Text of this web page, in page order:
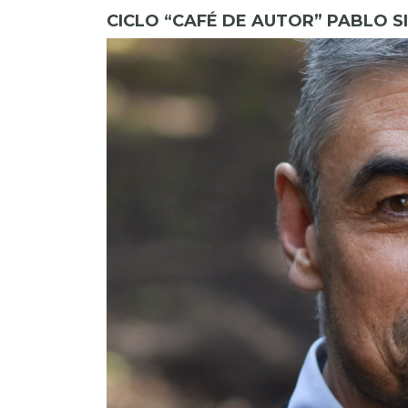
CICLO “CAFÉ DE AUTOR” PABLO